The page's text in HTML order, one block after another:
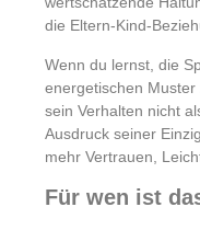
die Eltern-Kind-
Wenn du lernst, die
energetischen Muster
sein Verhalten nicht
Ausdruck seiner
mehr Vertrauen,
Für wen ist